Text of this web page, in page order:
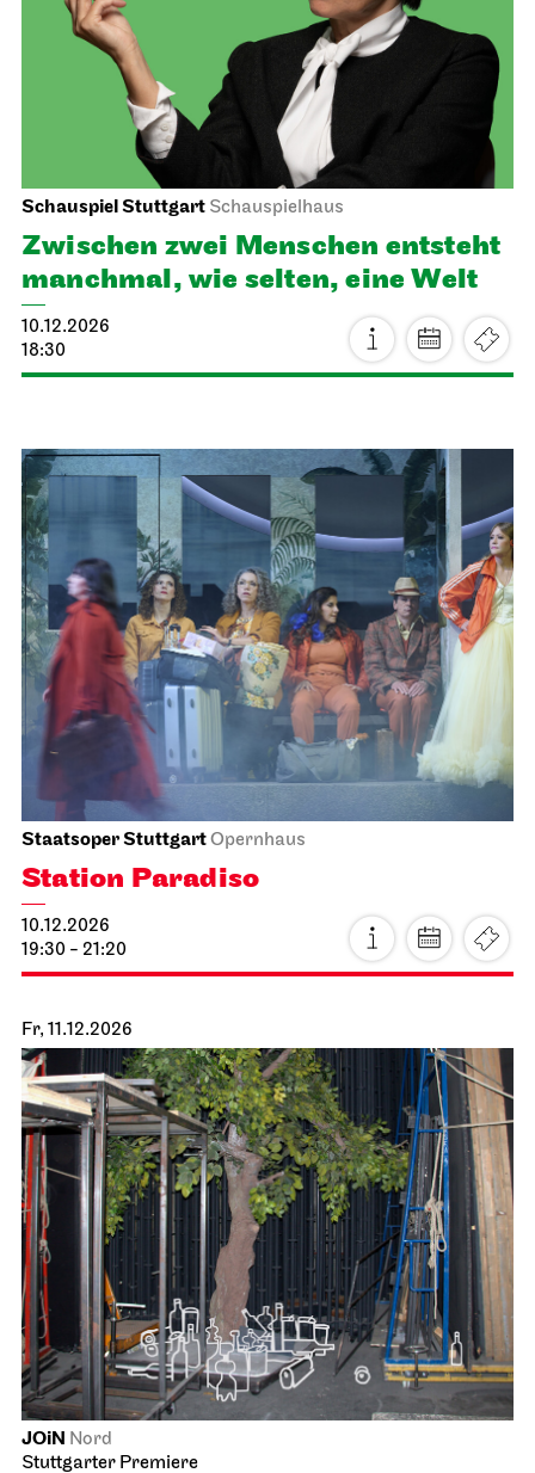
Die kleine Hexe
Schauspiel StuttgartSchauspielhaus
Zwischen zwei Menschen ent­steht
manch­mal, wie selten, eine Welt
10.12.2026
18:30
Staatsoper Stuttgart Opernhaus
Station Paradiso
10.12.2026
19:30 - 21:20
Fr, 11.12.2026